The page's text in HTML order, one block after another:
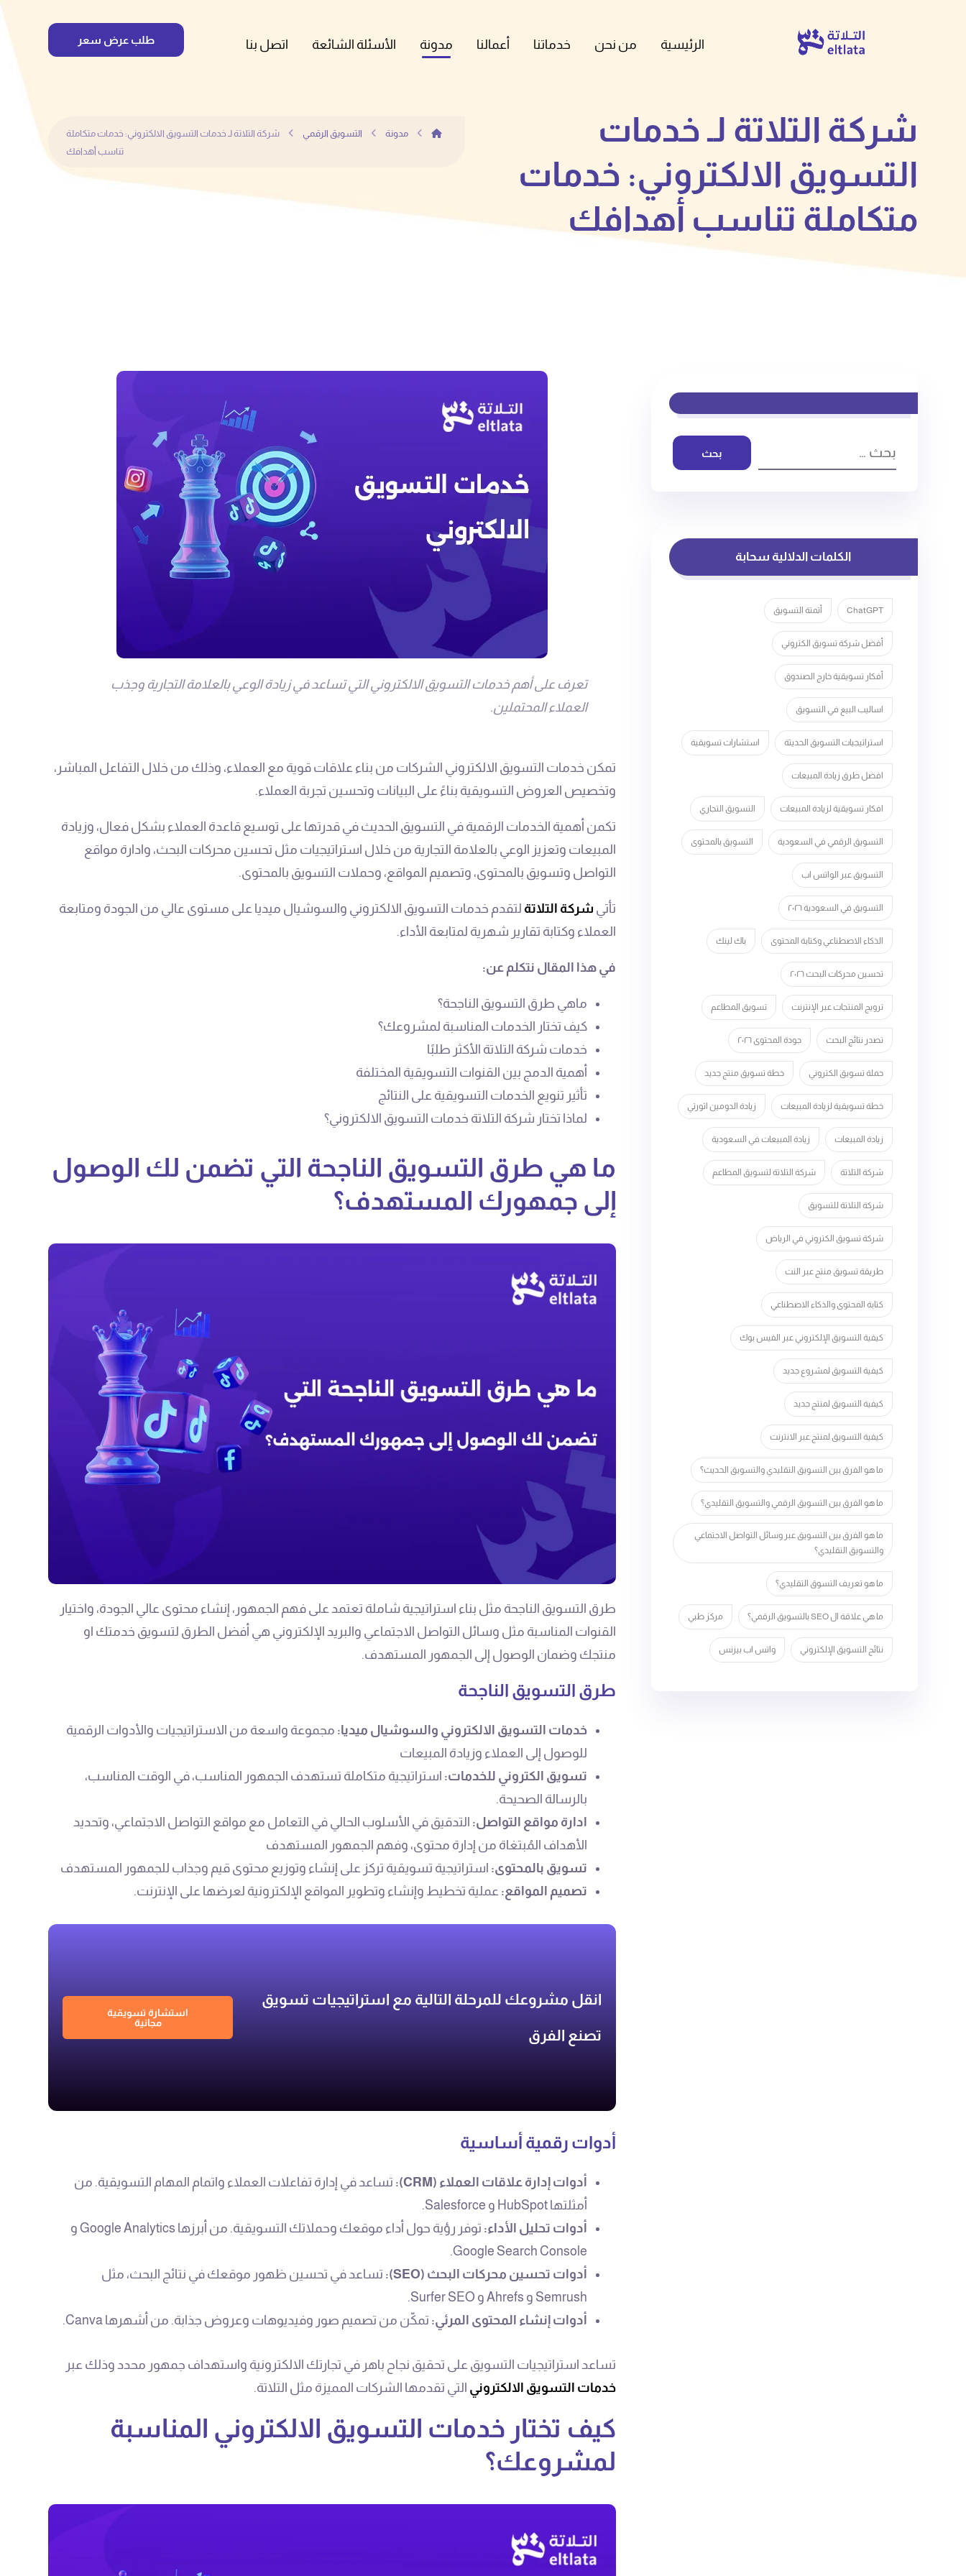
الرئيسية من نحن خدماتنا أعمالنا مدونة الأسئلة الشائعة اتصل بنا طلب عرض سعر
شركة التلاتة لـ خدمات
التسويق الالكتروني: خدمات
متكاملة تناسب أهدافك
مدونة التسويق الرقمي
شركة التلاتة لـ خدمات التسويق الالكتروني: خدمات متكاملة
تناسب أهدافك
تعرف على أهم خدمات التسويق الالكتروني التي تساعد في زيادة الوعي بالعلامة التجارية وجذب
العملاء المحتملين.
تمكن خدمات التسويق الالكتروني الشركات من بناء علاقات قوية مع العملاء، وذلك من خلال التفاعل المباشر،
وتخصيص العروض التسويقية بناءً على البيانات وتحسين تجربة العملاء.
تكمن أهمية الخدمات الرقمية في التسويق الحديث في قدرتها على توسيع قاعدة العملاء بشكل فعال، وزيادة
المبيعات وتعزيز الوعي بالعلامة التجارية من خلال استراتيجيات مثل تحسين محركات البحث، وادارة مواقع
التواصل وتسويق بالمحتوى، وتصميم المواقع، وحملات التسويق بالمحتوى.
تأتي شركة التلاتة لتقدم خدمات التسويق الالكتروني والسوشيال ميديا على مستوى عالي من الجودة ومتابعة
العملاء وكتابة تقارير شهرية لمتابعة الأداء.
في هذا المقال نتكلم عن:
ماهي طرق التسويق الناجحة؟
كيف تختار الخدمات المناسبة لمشروعك؟
خدمات شركة التلاتة الأكثر طلبًا
أهمية الدمج بين القنوات التسويقية المختلفة
تأثير تنويع الخدمات التسويقية على النتائج
لماذا تختار شركة التلاتة خدمات التسويق الالكتروني؟
ما هي طرق التسويق الناجحة التي تضمن لك الوصول
إلى جمهورك المستهدف؟
طرق التسويق الناجحة مثل بناء استراتيجية شاملة تعتمد على فهم الجمهور، إنشاء محتوى عالي الجودة، واختيار
القنوات المناسبة مثل وسائل التواصل الاجتماعي والبريد الإلكتروني هي أفضل الطرق لتسويق خدمتك او
منتجك وضمان الوصول إلى الجمهور المستهدف.
طرق التسويق الناجحة
خدمات التسويق الالكتروني والسوشيال ميديا: مجموعة واسعة من الاستراتيجيات والأدوات الرقمية
للوصول إلى العملاء وزيادة المبيعات
تسويق الكتروني للخدمات: استراتيجية متكاملة تستهدف الجمهور المناسب، في الوقت المناسب،
بالرسالة الصحيحة.
ادارة مواقع التواصل: التدقيق في الأسلوب الحالي في التعامل مع مواقع التواصل الاجتماعي، وتحديد
الأهداف المُبتغاة من إدارة محتوى، وفهم الجمهور المستهدف
تسويق بالمحتوى: استراتيجية تسويقية تركز على إنشاء وتوزيع محتوى قيم وجذاب للجمهور المستهدف
تصميم المواقع: عملية تخطيط وإنشاء وتطوير المواقع الإلكترونية لعرضها على الإنترنت.
استشارة تسويقية
مجانية
انقل مشروعك للمرحلة التالية مع استراتيجيات تسويق
تصنع الفرق
أدوات رقمية أساسية
أدوات إدارة علاقات العملاء (CRM):
تساعد في إدارة تفاعلات العملاء واتمام المهام التسويقية. من
أمثلتها HubSpot و Salesforce.
أدوات تحليل الأداء:
توفر رؤية حول أداء موقعك وحملاتك التسويقية. من أبرزها Google Analytics و
Google Search Console.
أدوات تحسين محركات البحث (SEO):
تساعد في تحسين ظهور موقعك في نتائج البحث، مثل
Semrush و Ahrefs و Surfer SEO.
أدوات إنشاء المحتوى المرئي: تمكّن من تصميم صور وفيديوهات وعروض جذابة. من أشهرها Canva.
تساعد استراتيجيات التسويق على تحقيق نجاح باهر في تجارتك الالكترونية واستهداف جمهور محدد وذلك عبر
خدمات التسويق الالكتروني التي تقدمها الشركات المميزة مثل التلاتة.
كيف تختار خدمات التسويق الالكتروني المناسبة
لمشروعك؟
بحث
الكلمات الدلالية سحابة
ChatGPT أتمتة التسويق
أفضل شركة تسويق الكتروني
أفكار تسويقية خارج الصندوق
اساليب البيع في التسويق
استراتيجيات التسويق الحديثة استشارات تسويقية
افضل طرق زيادة المبيعات
افكار تسويقية لزيادة المبيعات التسويق التجاري
التسويق الرقمي في السعودية التسويق بالمحتوى
التسويق عبر الواتس اب
التسويق في السعودية ٢٠٢٦
الذكاء الاصطناعي وكتابة المحتوى باك لينك
تحسين محركات البحث ٢٠٢٦
ترويج المنتجات عبر الإنترنت تسويق المطاعم
تصدر نتائج البحث جودة المحتوى ٢٠٢٦
حملة تسويق الكتروني خطة تسويق منتج جديد
خطة تسويقية لزيادة المبيعات زيادة الدومين اثورتي
زيادة المبيعات زيادة المبيعات في السعودية
شركة التلاتة شركة التلاتة لتسويق المطاعم
شركة التلاتة للتسويق
شركة تسويق الكتروني في الرياض
طريقة تسويق منتج عبر النت
كتابة المحتوى والذكاء الاصطناعي
كيفية التسويق الإلكتروني عبر الفيس بوك
كيفية التسويق لمشروع جديد
كيفية التسويق لمنتج جديد
كيفية التسويق لمنتج عبر الانترنت
ما هو الفرق بين التسويق التقليدي والتسويق الحديث؟
ما هو الفرق بين التسويق الرقمي والتسويق التقليدي؟
ما هو الفرق بين التسويق عبر وسائل التواصل الاجتماعي
والتسويق التقليدي؟
ما هو تعريف التسوق التقليدي؟
ما هي علاقة ال SEO بالتسويق الرقمي؟ مركز طبي
نتائج التسويق الإلكتروني واتس اب بيزنس